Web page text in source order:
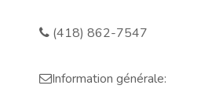
p
e
(418) 862-7547
eInformation générale: